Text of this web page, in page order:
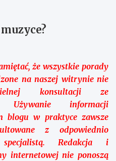
że wszystkie porady
na naszej witrynie nie
konsultacji ze
Używanie informacji
blogu w praktyce zawsze
z odpowiednio
specjalistą. Redakcja i
internetowej nie ponoszą